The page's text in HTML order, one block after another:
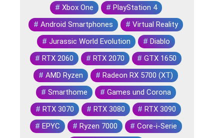
# Xbox One # PlayStation 4
# Android Smartphones # Virtual Reality
# Jurassic World Evolution # Diablo
# RTX 2060 # RTX 2070 # GTX 1650
# AMD Ryzen # Radeon RX 5700 (XT)
# Smarthome # Games und Corona
# RTX 3070 # RTX 3080 # RTX 3090
# EPYC # Ryzen 7000 # Core-i-Serie